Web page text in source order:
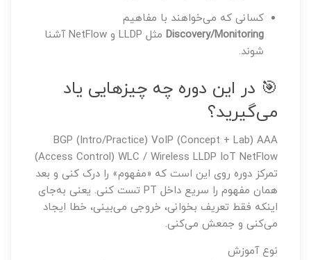
کسانی که می‌خواهند با مفاهیم
Discovery/Monitoring
مثل LLDP و NetFlow آشنا
شوند.
🎯 در این دوره چه چیزهایی یاد
می‌گیرید؟
BGP (Intro/Practice) VoIP (Concept + Lab) AAA
(Access Control) WLC / Wireless LLDP IoT NetFlow
تمرکز دوره روی این است که «مفهوم» را درک کنی و بعد
همان مفهوم را سریع داخل PT تست کنی. یعنی به‌جای
اینکه فقط تعریف بخوانی، خروجی می‌بینی، خطا ایجاد
می‌کنی و جمعش می‌کنی.
نوع آموزش